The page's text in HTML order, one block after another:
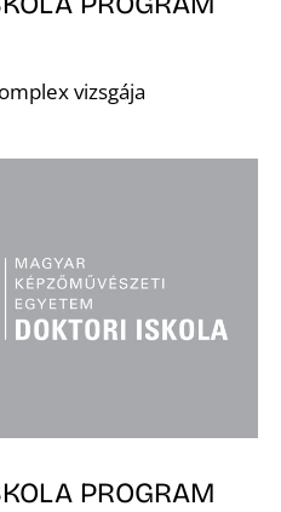
vizsgája
PROGRAM